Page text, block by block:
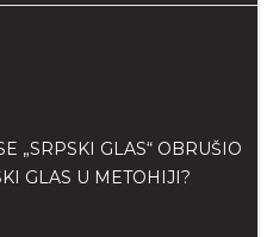
„SRPSKI GLAS“ OBRUŠIO
GLAS U METOHIJI?